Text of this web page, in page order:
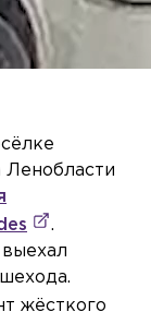
Ленобласти
.
жёсткого